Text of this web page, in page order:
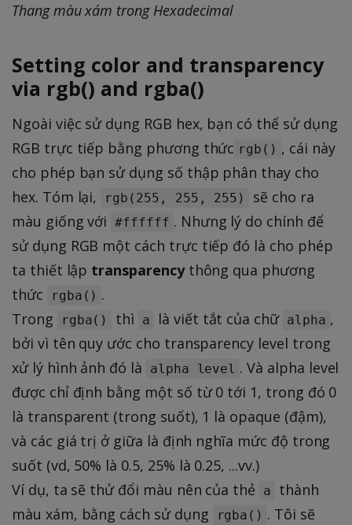
Thang màu xám trong Hexadecimal
Setting color and transparency
via rgb() and rgba()
Ngoài việc sử dụng RGB hex, bạn có thể sử dụng
RGB trực tiếp bằng phương thức rgb() , cái này
cho phép bạn sử dụng số thập phân thay cho
hex. Tóm lại,
rgb(255, 255, 255)
sẽ cho ra
màu giống với #ffffff . Nhưng lý do chính để
sử dụng RGB một cách trực tiếp đó là cho phép
ta thiết lập transparencythông qua phương
thức
rgba() .
Trong
rgba() thì a là viết tắt của chữ alpha ,
bởi vì tên quy ước cho transparency level trong
xử lý hình ảnh đó là
alpha level . Và alpha level
được chỉ định bằng một số từ 0 tới 1, trong đó 0
là transparent (trong suốt), 1 là opaque (đậm),
và các giá trị ở giữa là định nghĩa mức độ trong
suốt (vd, 50% là 0.5, 25% là 0.25, ...vv.)
Ví dụ, ta sẽ thử đổi màu nên của thẻ
a
thành
màu xám, bằng cách sử dụng
rgba() . Tôi sẽ